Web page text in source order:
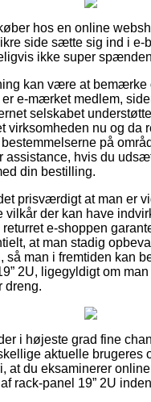
hos en online
side sætte sig ind i e-
ikke super
kan være at bemærke
e-mærket medlem,
selskabet
virksomheden nu og da
på
assistance, hvis du
din bestilling.
prisværdigt at man er
vilkår der kan have
e-shoppen
at man stadig
så man i fremtiden kan
2U, ligegyldigt om
dreng.
i højeste grad fine
aktuelle brugeres
at du eksaminerer
rack-panel 19” 2U